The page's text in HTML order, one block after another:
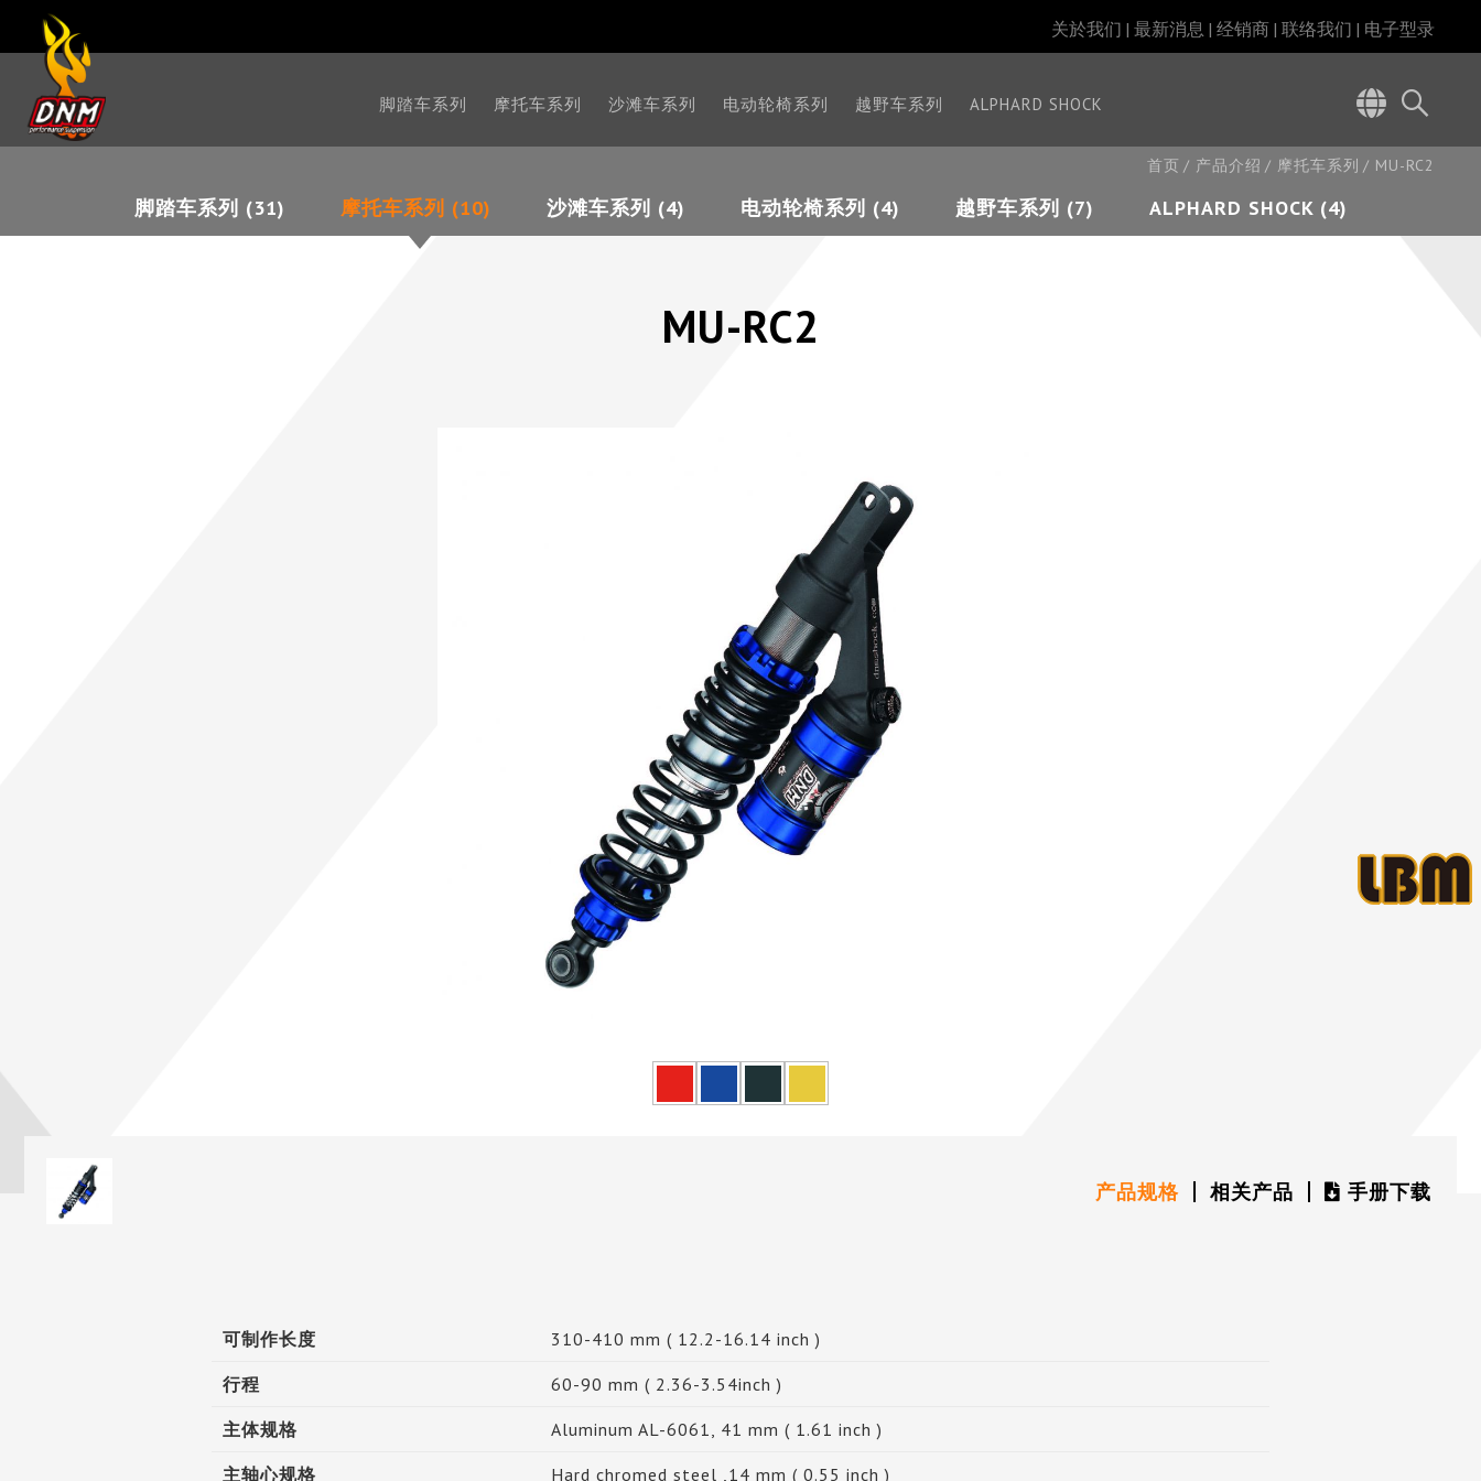
关於我们 最新消息 经销商 联络我们 电子型录
脚踏车系列 摩托车系列 沙滩车系列 电动轮椅系列 越野车系列 ALPHARD SHOCK
首页 产品介绍 摩托车系列 MU-RC2
脚踏车系列 (31) 摩托车系列 (10) 沙滩车系列 (4) 电动轮椅系列 (4) 越野车系列 (7) ALPHARD SHOCK (4)
MU-RC2
产品规格 相关产品 手册下载
可制作长度 310-410 mm ( 12.2-16.14 inch )
行程 60-90 mm ( 2.36-3.54inch )
主体规格 Aluminum AL-6061, 41 mm ( 1.61 inch )
主轴心规格 Hard chromed steel ,14 mm ( 0.55 inch )